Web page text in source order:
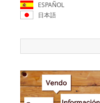
ESPAÑOL
日本語